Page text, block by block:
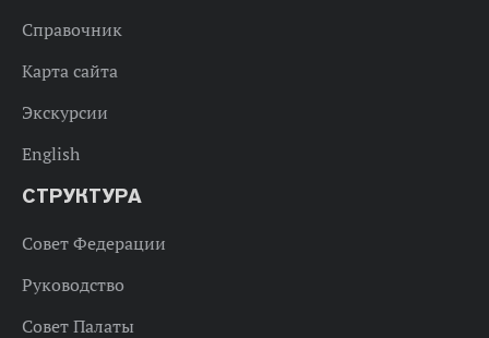
Справочник
Карта сайта
Экскурсии
English
СТРУКТУРА
Совет Федерации
Руководство
Совет Палаты